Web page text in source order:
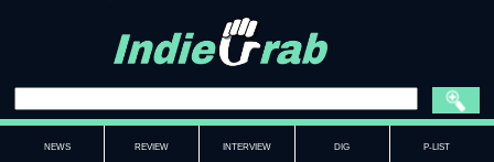
NEWS REVIEW INTERVIEW DIG P-LIST